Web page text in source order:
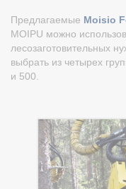
Предлагаемые Moisio
MOIPU можно
лесозаготовительных
выбрать из четырех
и 500.